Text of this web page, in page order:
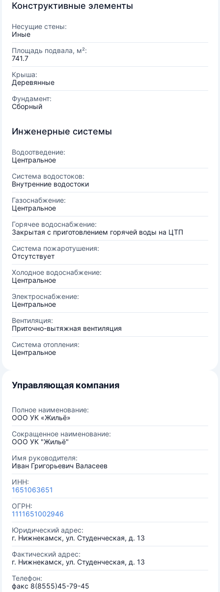
Конструктивные элементы
Несущие стены:
Иные
Площадь подвала, м²:
741.7
Крыша:
Деревянные
Фундамент:
Сборный
Инженерные системы
Водоотведение:
Центральное
Система водостоков:
Внутренние водостоки
Газоснабжение:
Центральное
Горячее водоснабжение:
Закрытая с приготовлением горячей воды на ЦТП
Система пожаротушения:
Отсутствует
Холодное водоснабжение:
Центральное
Электроснабжение:
Центральное
Вентиляция:
Приточно-вытяжная вентиляция
Система отопления:
Центральное
Управляющая компания
Полное наименование:
ООО УК «Жильё»
Сокращенное наименование:
ООО УК "Жильё"
Имя руководителя:
Иван Григорьевич Валасеев
ИНН:
1651063651
ОГРН:
1111651002946
Юридический адрес:
г. Нижнекамск, ул. Студенческая, д. 13
Фактический адрес:
г. Нижнекамск, ул. Студенческая, д. 13
Телефон:
факс 8(8555)45-79-45